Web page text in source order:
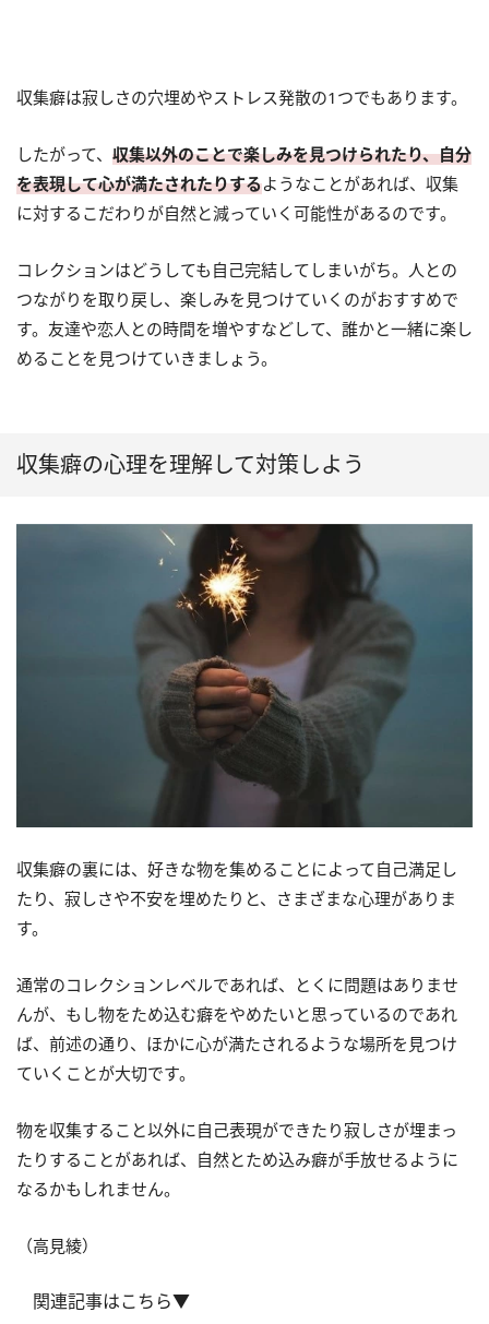
収集癖は寂しさの穴埋めやストレス発散の1つでもあります。
したがって、 収集以外のことで楽しみを見つけられたり、自分
を表現して心が満たされたりするようなことがあれば、収集
に対するこだわりが自然と減っていく可能性があるのです。
コレクションはどうしても自己完結してしまいがち。人との
つながりを取り戻し、楽しみを見つけていくのがおすすめで
す。友達や恋人との時間を増やすなどして、誰かと一緒に楽し
めることを見つけていきましょう。
収集癖の心理を理解して対策しよう
収集癖の裏には、好きな物を集めることによって自己満足し
たり、寂しさや不安を埋めたりと、さまざまな心理がありま
す。
通常のコレクションレベルであれば、とくに問題はありませ
んが、もし物をため込む癖をやめたいと思っているのであれ
ば、前述の通り、ほかに心が満たされるような場所を見つけ
ていくことが大切です。
物を収集すること以外に自己表現ができたり寂しさが埋まっ
たりすることがあれば、自然とため込み癖が手放せるように
なるかもしれません。
（高見綾）
関連記事はこちら▼